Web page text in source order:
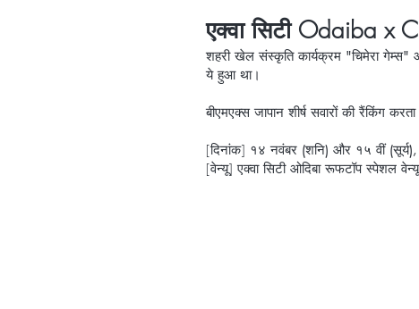
एक्वा सिटी Odaiba x
शहरी खेल संस्कृति कार्यक्रम "चिमेरा गेम्स"
ये हुआ था।
बीएमएक्स जापान शीर्ष सवारों की रैंकिंग
[दिनांक] १४ नवंबर (शनि) और १५ वीं
[वेन्यू] एक्वा सिटी ओदिबा रूफटॉप स्पेशल वेन्यू